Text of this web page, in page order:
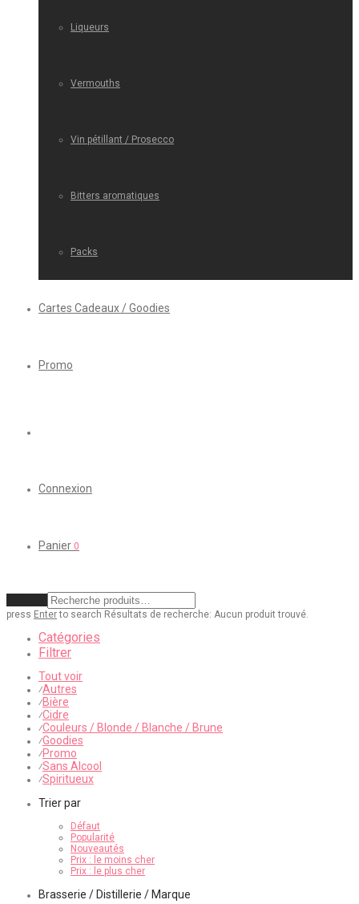
Liqueurs
Vermouths
Vin pétillant / Prosecco
Bitters aromatiques
Packs
Cartes Cadeaux / Goodies
Promo
Connexion
Panier 0
press Enterto search Résultats de recherche: Aucun produit trouvé.
Catégories
Filtrer
Tout voir
⁄Autres
⁄Bière
⁄Cidre
⁄Couleurs / Blonde / Blanche / Brune
⁄Goodies
⁄Promo
⁄Sans Alcool
⁄Spiritueux
Trier par
Défaut
Popularité
Nouveautés
Prix : le moins cher
Prix : le plus cher
Brasserie / Distillerie / Marque